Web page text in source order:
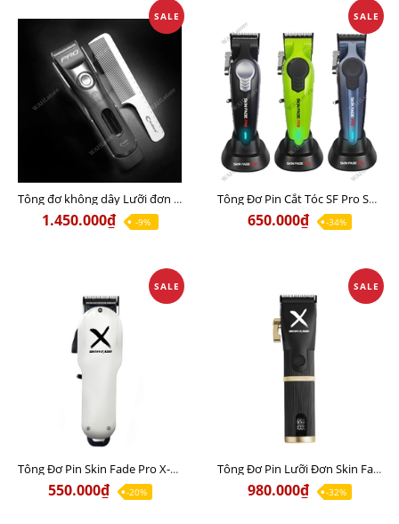
SALE
Tông đơ không dây Lưỡi đơn Codos 980 PRO Chất lượng
1.450.000₫ -9%
SALE
Tông Đơ Pin Cắt Tóc SF Pro SC04 Chính Hãng Chuyên Nghiệp Chất Lượng
650.000₫ -34%
SALE
Tông Đơ Pin Skin Fade Pro X-07 Chính Hãng
550.000₫ -20%
SALE
Tông Đơ Pin Lưỡi Đơn Skin Fade Pro X-01 Chính Hãng Pin Lâu
980.000₫ -32%